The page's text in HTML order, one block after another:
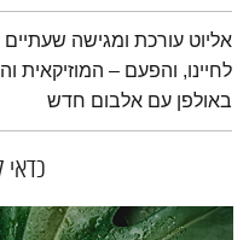
תמצית הפודקאסט
אליוט עורכת ומגישה שעתיים
לחיינו, והפעם – המוזיקאית
באולפן עם אלבום חדש